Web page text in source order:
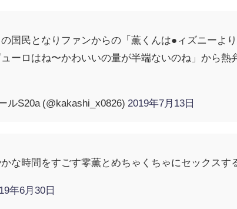
国民となりファンからの「薫くんは●ィズニーよ
ーロはね〜かわいいの量が半端ないのね」から
ルS20a (@kakashi_x0826) 2019年7月13日
な時間をすごす零薫とめちゃくちゃにセックスす
年6月30日